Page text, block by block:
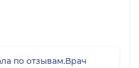
по отзывам.Врач